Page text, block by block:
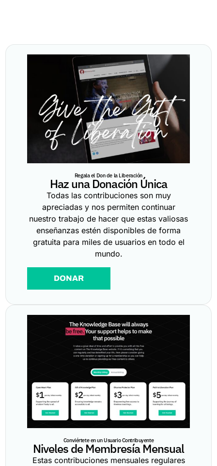
Regala el Don de la Liberación
Haz una Donación Única
Todas las contribuciones son muy
apreciadas y nos permiten continuar
nuestro trabajo de hacer que estas valiosas
enseñanzas estén disponibles de forma
gratuita para miles de usuarios en todo el
mundo.
DONAR
Conviértete en un Usuario Contribuyente
Niveles de Membresía Mensual
Estas contribuciones mensuales regulares